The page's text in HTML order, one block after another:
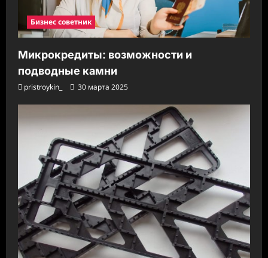
Бизнес советник
Микрокредиты: возможности и
подводные камни
pristroykin_ 30 марта 2025